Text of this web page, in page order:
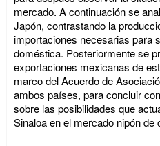
mercado. A continuación se
Japón, contrastando la
importaciones necesarias para
doméstica. Posteriormente se
exportaciones mexicanas de
marco del Acuerdo de
ambos países, para concluir
sobre las posibilidades que
Sinaloa en el mercado nipón de